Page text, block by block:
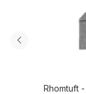
Rhomtuft